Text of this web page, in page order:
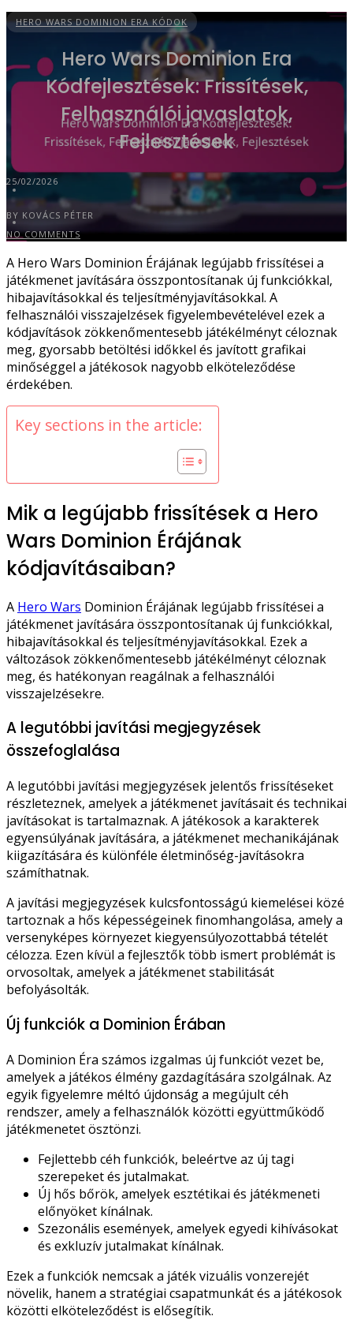
HERO WARS DOMINION ERA KÓDOK
Hero Wars Dominion Era
Kódfejlesztések: Frissítések,
Felhasználói javaslatok,
Fejlesztések
25/02/2026
BY KOVÁCS PÉTER
NO COMMENTS
A Hero Wars Dominion Érájának legújabb frissítései a
játékmenet javítására összpontosítanak új funkciókkal,
hibajavításokkal és teljesítményjavításokkal. A
felhasználói visszajelzések figyelembevételével ezek a
kódjavítások zökkenőmentesebb játékélményt céloznak
meg, gyorsabb betöltési időkkel és javított grafikai
minőséggel a játékosok nagyobb elköteleződése
érdekében.
Key sections in the article:
Mik a legújabb frissítések a Hero
Wars Dominion Érájának
kódjavításaiban?
A Hero Wars Dominion Érájának legújabb frissítései a
játékmenet javítására összpontosítanak új funkciókkal,
hibajavításokkal és teljesítményjavításokkal. Ezek a
változások zökkenőmentesebb játékélményt céloznak
meg, és hatékonyan reagálnak a felhasználói
visszajelzésekre.
A legutóbbi javítási megjegyzések
összefoglalása
A legutóbbi javítási megjegyzések jelentős frissítéseket
részleteznek, amelyek a játékmenet javításait és technikai
javításokat is tartalmaznak. A játékosok a karakterek
egyensúlyának javítására, a játékmenet mechanikájának
kiigazítására és különféle életminőség-javításokra
számíthatnak.
A javítási megjegyzések kulcsfontosságú kiemelései közé
tartoznak a hős képességeinek finomhangolása, amely a
versenyképes környezet kiegyensúlyozottabbá tételét
célozza. Ezen kívül a fejlesztők több ismert problémát is
orvosoltak, amelyek a játékmenet stabilitását
befolyásolták.
Új funkciók a Dominion Érában
A Dominion Éra számos izgalmas új funkciót vezet be,
amelyek a játékos élmény gazdagítására szolgálnak. Az
egyik figyelemre méltó újdonság a megújult céh
rendszer, amely a felhasználók közötti együttműködő
játékmenetet ösztönzi.
Fejlettebb céh funkciók, beleértve az új tagi
szerepeket és jutalmakat.
Új hős bőrök, amelyek esztétikai és játékmeneti
előnyöket kínálnak.
Szezonális események, amelyek egyedi kihívásokat
és exkluzív jutalmakat kínálnak.
Ezek a funkciók nemcsak a játék vizuális vonzerejét
növelik, hanem a stratégiai csapatmunkát és a játékosok
közötti elköteleződést is elősegítik.